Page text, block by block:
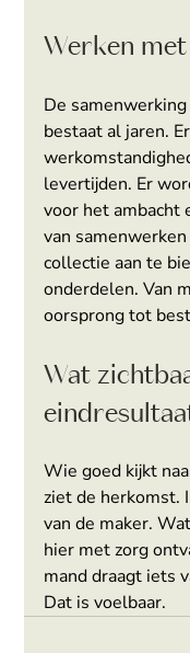
Werken
De
bestaat al jaren.
levertijden. Er
voor het ambacht
van
collectie aan te
onderdelen. Van
oorsprong tot
Wat
Wie goed kijkt
ziet de herkomst.
van de maker.
hier met zorg
mand draagt iets
Dat is voelbaar.